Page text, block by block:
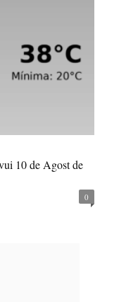
10 de Agost de
0